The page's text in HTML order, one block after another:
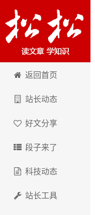
松松科技
返回首页
站长动态
好文分享
段子来了
科技动态
站长工具